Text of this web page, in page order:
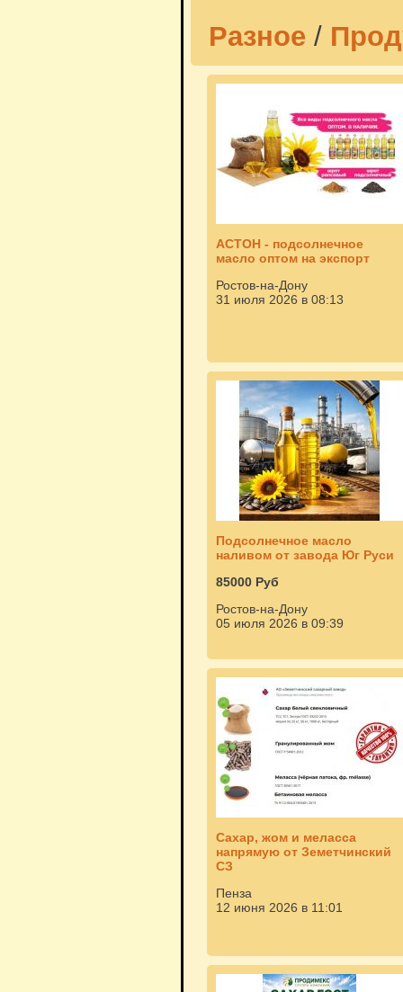
Разное /
АСТОН - подсолнечное
масло оптом на экспорт
Ростов-на-Дону
31 июля 2026 в 08:13
Подсолнечное масло
наливом от завода Юг Руси
85000 Руб
Ростов-на-Дону
05 июля 2026 в 09:39
Сахар, жом и меласса
напрямую от Земетчинский
СЗ
Пенза
12 июня 2026 в 11:01